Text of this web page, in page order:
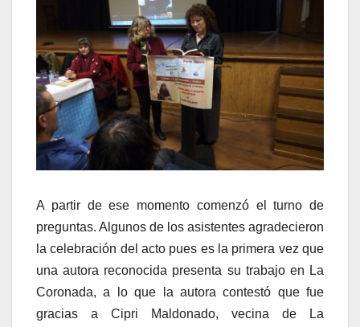
A partir de ese momento comenzó el turno de
preguntas. Algunos de los asistentes agradecieron
la celebración del acto pues es la primera vez que
una autora reconocida presenta su trabajo en La
Coronada, a lo que la autora contestó que fue
gracias a Cipri Maldonado, vecina de La